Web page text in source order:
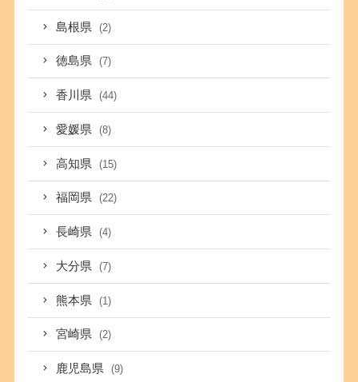
島根県 (2)
徳島県 (7)
香川県 (44)
愛媛県 (8)
高知県 (15)
福岡県 (22)
長崎県 (4)
大分県 (7)
熊本県 (1)
宮崎県 (2)
鹿児島県 (9)